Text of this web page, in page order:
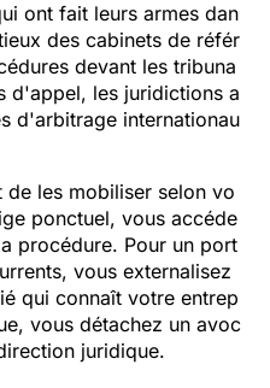
ont fait leurs armes dan
des cabinets de référ
devant les tribuna
d'appel, les juridictions a
d'arbitrage internationau
les mobiliser selon vo
ponctuel, vous accéde
procédure. Pour un port
vous externalisez
qui connaît votre entrep
vous détachez un avoc
juridique.